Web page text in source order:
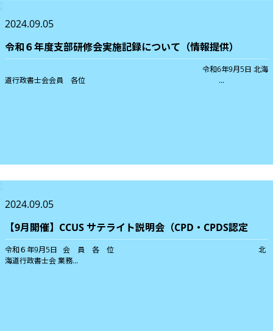
2024.09.05
令和６年度支部研修会実施記録について（情報提供）
令和6年9月5日 北海
道行政書士会会員 各位 ...
2024.09.05
【9月開催】CCUS サテライト説明会（CPD・CPDS認定
令和６年9月5日 会 員 各 位 北
海道行政書士会 業務...